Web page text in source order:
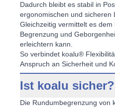
Dadurch bleibt es stabil in
ergonomischen und sicheren
Gleichzeitig vermittelt es
Begrenzung und
erleichtern kann.
So verbindet koalu®
Anspruch an Sicherheit und
Ist koalu sicher?
Die Rundumbegrenzung von